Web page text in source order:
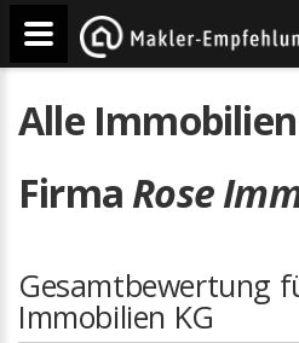
Alle
Firma Rose
Gesamtbewertung
Immobilien KG